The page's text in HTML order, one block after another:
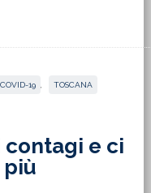
COVID-19 TOSCANA
contagi e ci
più